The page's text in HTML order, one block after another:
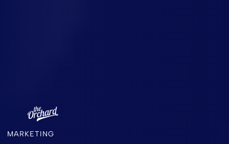
MARKETING